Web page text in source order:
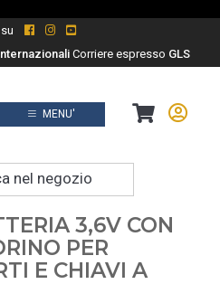
Corriere espresso GLS
MENU'
nel negozio
3,6V CON
PER
E CHIAVI A